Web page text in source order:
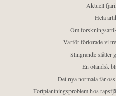
Aktuell
Hela
Om
Varför förlorade vi
Slingrande slåtter
En öländsk
Det nya normala får
Fortplantningsproblem hos